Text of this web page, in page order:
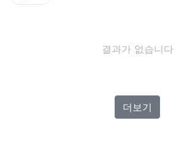
결과가 없습니다
더보기